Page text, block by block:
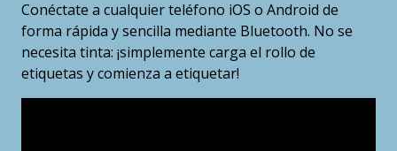
Conéctate a cualquier teléfono iOS o Android de
forma rápida y sencilla mediante Bluetooth. No se
necesita tinta: ¡simplemente carga el rollo de
etiquetas y comienza a etiquetar!